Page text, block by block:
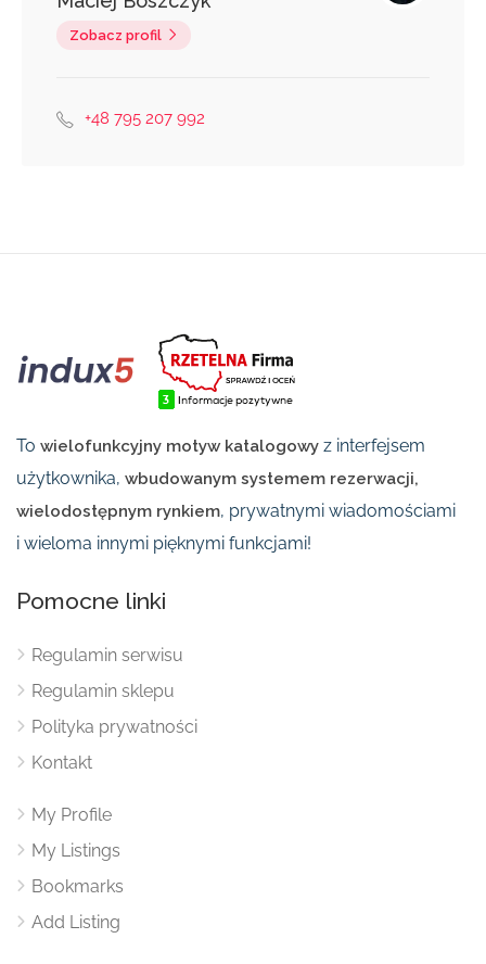
Zobacz profil
+48 795 207 992
To wielofunkcyjny motyw katalogowy z interfejsem
użytkownika, wbudowanym systemem rezerwacji,
wielodostępnym rynkiem, prywatnymi wiadomościami
i wieloma innymi pięknymi funkcjami!
Pomocne linki
Regulamin serwisu
Regulamin sklepu
Polityka prywatności
Kontakt
My Profile
My Listings
Bookmarks
Add Listing